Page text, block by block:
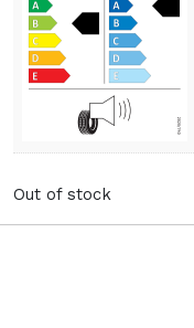
Out of stock